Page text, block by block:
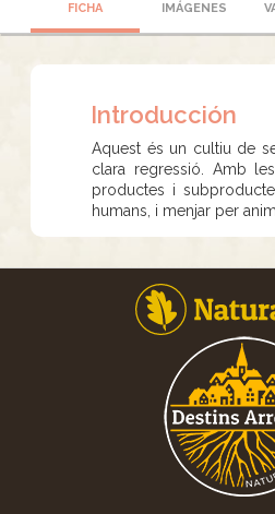
FICHA IMÁGENES
Introducción
Aquest és un cultiu de
clara regressió. Amb
productes i
humans, i menjar per